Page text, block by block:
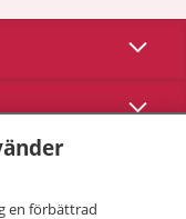
Visa
Visa
en förbättrad